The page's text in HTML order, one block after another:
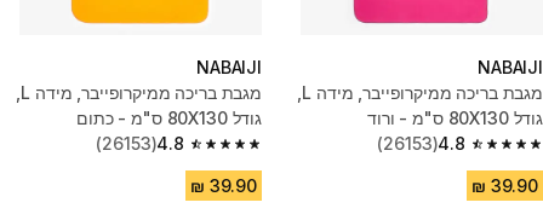
NABAIJI
גודל 80X130 ס"מ - ורוד
4.8
4.8 out of 5 stars from 26153 reviews
(26153)
NABAIJI
גודל 80X130 ס"מ - כתום
4.8
4.8 out of 5 stars from 26153 reviews
(26153)